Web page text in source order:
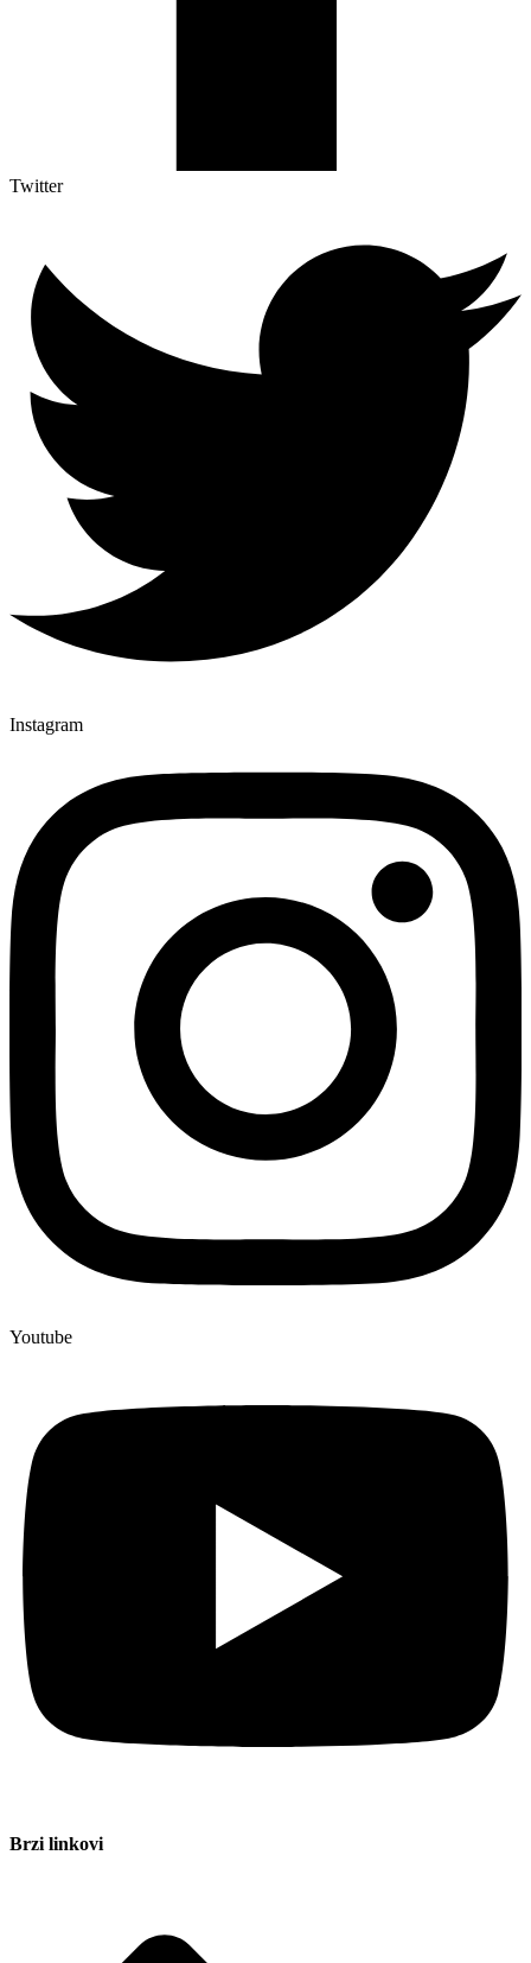
Twitter
Instagram
Youtube
Brzi linkovi